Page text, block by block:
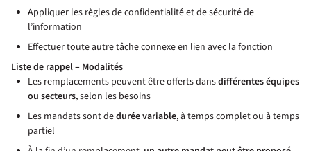
Appliquer les règles de confidentialité et de sécurité de
l’information
Effectuer toute autre tâche connexe en lien avec la fonction
Liste de rappel – Modalités
Les remplacements peuvent être offerts dansdifférentes équipes
ou secteurs, selon les besoins
Les mandats sont dedurée variable, à temps complet ou à temps
partiel